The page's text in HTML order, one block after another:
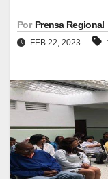
Por Prensa Regional
FEB 22, 2023